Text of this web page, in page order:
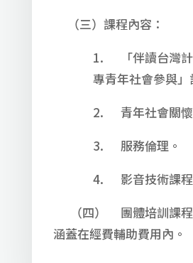
（三）課程內容：
1. 「伴讀台灣計
專青年社會參與」
2. 青年社會關懷
3. 服務倫理。
4. 影音技術課程
（四） 團體培訓課程
涵蓋在經費輔助費用內。